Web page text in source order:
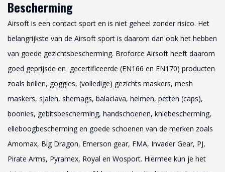
Bescherming
Airsoft is een contact sport en is niet geheel zonder risico. Het
belangrijkste van de Airsoft sport is daarom dan ook het hebben
van goede gezichtsbescherming. Broforce Airsoft heeft daarom
goed geprijsde en gecertificeerde (EN166 en EN170) producten
zoals brillen, goggles, (volledige) gezichts maskers, mesh
maskers, sjalen, shemags, balaclava, helmen, petten (caps),
boonies, gebitsbescherming, handschoenen, kniebescherming,
elleboogbescherming en goede schoenen van de merken zoals
Amomax, Big Dragon, Emerson gear, FMA, Invader Gear, PJ,
Pirate Arms, Pyramex, Royal en Wosport. Hiermee kun je het